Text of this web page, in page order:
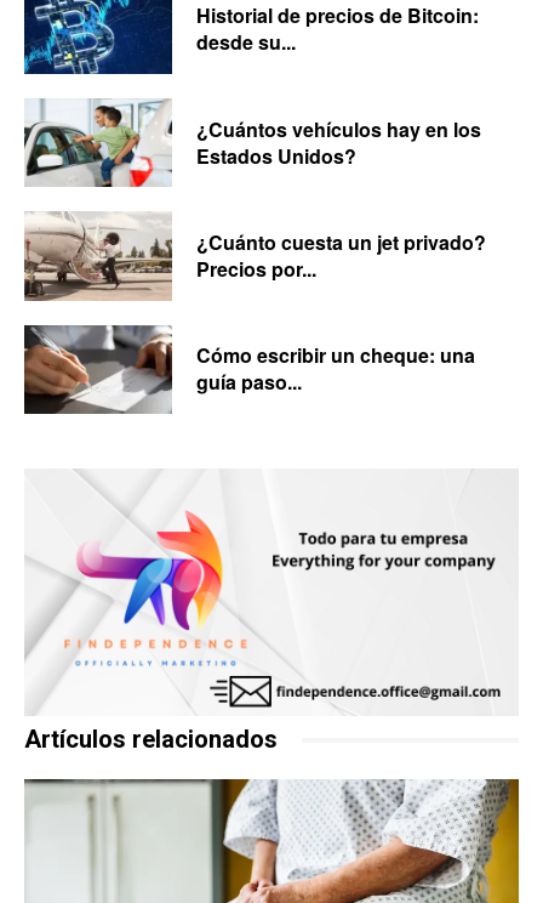
Historial de precios de Bitcoin:
desde su...
¿Cuántos vehículos hay en los
Estados Unidos?
¿Cuánto cuesta un jet privado?
Precios por...
Cómo escribir un cheque: una
guía paso...
Artículos relacionados